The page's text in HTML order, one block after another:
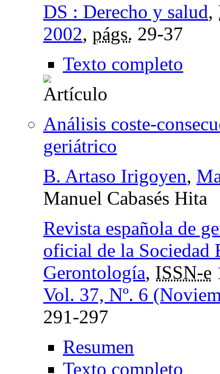
DS : Derecho y salud,
2002, págs. 29-37
Texto completo
Análisis coste-
geriátrico
B. Artaso Irigoyen,
Manuel Cabasés Hita
Revista española de
oficial de la Sociedad
Gerontología, ISSN-e
Vol. 37, Nº. 6
291-297
Resumen
Texto completo